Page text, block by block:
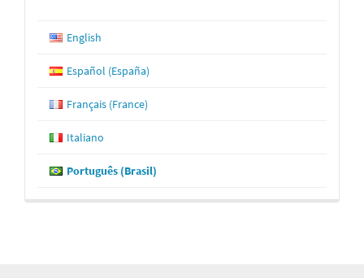
English
Español (España)
Français (France)
Italiano
Português (Brasil)